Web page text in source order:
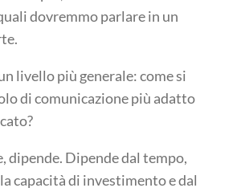
dovremmo parlare in un
livello più generale: come si
di comunicazione più adatto
dipende. Dipende dal tempo,
capacità di investimento e dal